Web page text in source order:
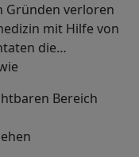
Gründen verloren
mit Hilfe von
die
Bereich